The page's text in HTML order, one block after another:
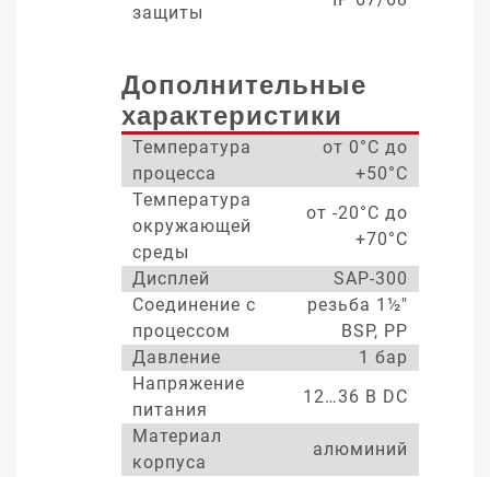
защиты
Дополнительные
характеристики
Температура
процесса
от 0°С до
+50°С
Температура
окружающей
среды
от -20°С до
+70°С
Дисплей
SAP-300
Соединение с
процессом
резьба 1½"
BSP, PP
Давление
1 бар
Напряжение
питания
12…36 В DC
Материал
корпуса
алюминий